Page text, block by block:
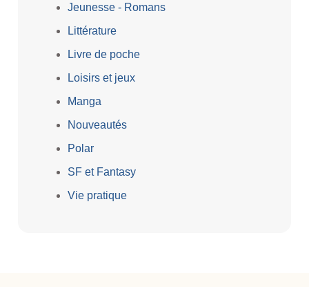
Jeunesse - Romans
Littérature
Livre de poche
Loisirs et jeux
Manga
Nouveautés
Polar
SF et Fantasy
Vie pratique